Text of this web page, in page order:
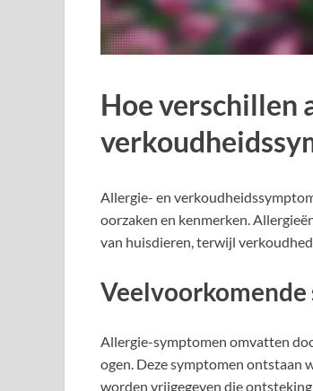
Hoe verschillen
Allergie- en
oorzaken en kenmerken.
van huisdieren, terwijl
Allergie-symptomen omvatten
ogen. Deze symptomen ontstaan
worden vrijgegeven die